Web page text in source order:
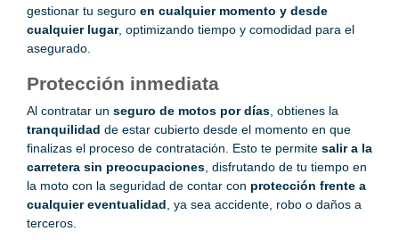
gestionar tu seguro en cualquier momento y desde
cualquier lugar, optimizando tiempo y comodidad para el
asegurado.
Protección inmediata
Al contratar un seguro de motos por días , obtienes la
tranquilidad de estar cubierto desde el momento en que
finalizas el proceso de contratación. Esto te permite salir a la
carretera sin preocupaciones , disfrutando de tu tiempo en
la moto con la seguridad de contar con protección frente a
cualquier eventualidad , ya sea accidente, robo o daños a
terceros.